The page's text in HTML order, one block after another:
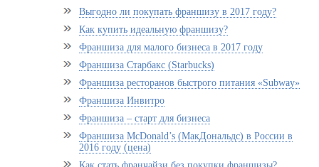
Выгодно ли покупать франшизу в 2017 году?
Как купить идеальную франшизу?
Франшиза для малого бизнеса в 2017 году
Франшиза Старбакс (Starbucks)
Франшиза ресторанов быстрого питания «Subway»
Франшиза Инвитро
Франшиза – старт для бизнеса
Франшиза McDonald’s (МакДональдс) в России в
2016 году (цена)